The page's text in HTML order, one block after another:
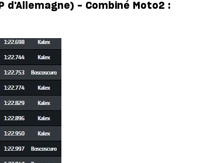
d'Allemagne) - Combiné Moto2 :